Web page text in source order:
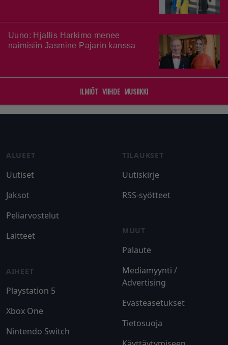
Uuno: Hjallis Harkimo menee
naimisiin Jasmine Pajarin kanssa
ILMIÖT VIIHDE MUSIIKKI
ALUEET
Uutiset
Jaksot
Peliarvostelut
Laitteet
AIHEET
Playstation 5
Xbox One
Nintendo Switch
TILAUKSET
Uutiskirje
RSS-syötteet
MUUT
Palaute
Mediamyynti /
Advertising
Evästeasetukset
Tietosuoja